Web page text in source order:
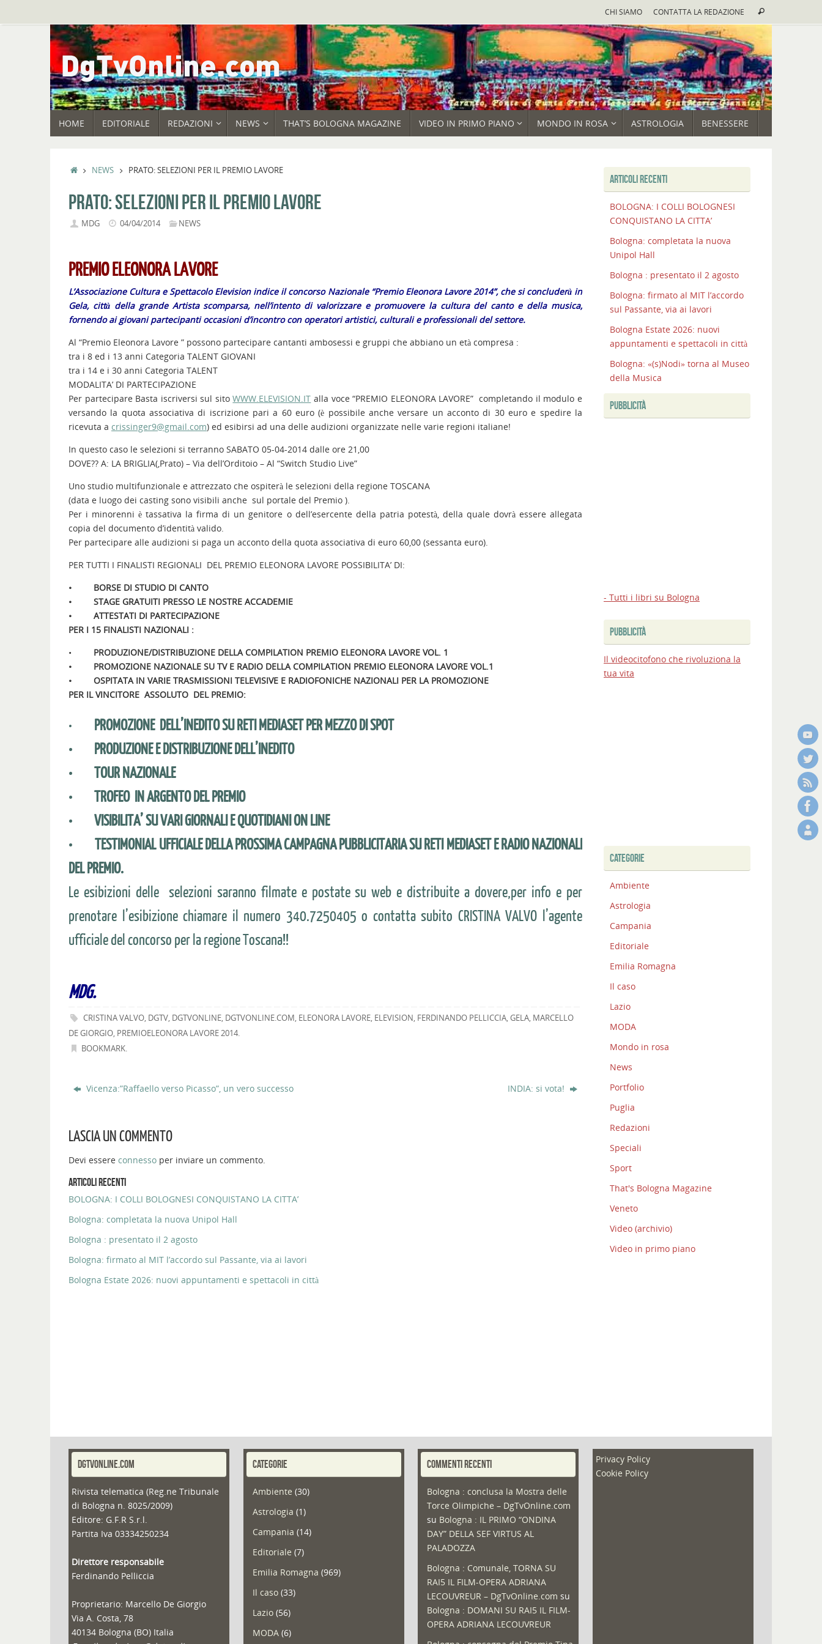
CHI SIAMO CONTATTA LA REDAZIONE Cerca
HOME EDITORIALE REDAZIONI NEWS THAT’S BOLOGNA MAGAZINE VIDEO IN PRIMO PIANO MONDO IN ROSA ASTROLOGIA BENESSERE
HOMENEWS PRATO: SELEZIONI PER IL PREMIO LAVORE
PRATO: SELEZIONI PER IL PREMIO LAVORE
MDG 04/04/2014 NEWS
PREMIO ELEONORA LAVORE
L’Associazione Cultura e Spettacolo Elevision indice il concorso Nazionale “Premio Eleonora Lavore 2014”, che si concluderà in
Gela, città della grande Artista scomparsa, nell’intento di valorizzare e promuovere la cultura del canto e della musica,
fornendo ai giovani partecipanti occasioni d’incontro con operatori artistici, culturali e professionali del settore.
Al “Premio Eleonora Lavore ” possono partecipare cantanti ambosessi e gruppi che abbiano un età compresa :
tra i 8 ed i 13 anni Categoria TALENT GIOVANI
tra i 14 e i 30 anni Categoria TALENT
MODALITA’ DI PARTECIPAZIONE
Per partecipare Basta iscriversi sul sitoWWW.ELEVISION.IT alla voce “PREMIO ELEONORA LAVORE” completando il modulo e
versando la quota associativa di iscrizione pari a 60 euro (è possibile anche versare un acconto di 30 euro e spedire la
ricevuta a crissinger9@gmail.com) ed esibirsi ad una delle audizioni organizzate nelle varie regioni italiane!
In questo caso le selezioni si terranno SABATO 05-04-2014 dalle ore 21,00
DOVE?? A: LA BRIGLIA(,Prato) – Via dell’Orditoio – Al “Switch Studio Live”
Uno studio multifunzionale e attrezzato che ospiterà le selezioni della regione TOSCANA
(data e luogo dei casting sono visibili anche sul portale del Premio ).
Per i minorenni è tassativa la firma di un genitore o dell’esercente della patria potestà, della quale dovrà essere allegata
copia del documento d’identità valido.
Per partecipare alle audizioni si paga un acconto della quota associativa di euro 60,00 (sessanta euro).
PER TUTTI I FINALISTI REGIONALI DEL PREMIO ELEONORA LAVORE POSSIBILITA’ DI:
• BORSE DI STUDIO DI CANTO
• STAGE GRATUITI PRESSO LE NOSTRE ACCADEMIE
• ATTESTATI DI PARTECIPAZIONE
PER I 15 FINALISTI NAZIONALI :
• PRODUZIONE/DISTRIBUZIONE DELLA COMPILATION PREMIO ELEONORA LAVORE VOL. 1
• PROMOZIONE NAZIONALE SU TV E RADIO DELLA COMPILATION PREMIO ELEONORA LAVORE VOL.1
• OSPITATA IN VARIE TRASMISSIONI TELEVISIVE E RADIOFONICHE NAZIONALI PER LA PROMOZIONE
PER IL VINCITORE ASSOLUTO DEL PREMIO:
•
PROMOZIONE DELL’INEDITO SU RETI MEDIASET PER MEZZO DI SPOT
• PRODUZIONE E DISTRIBUZIONE DELL’INEDITO
• TOUR NAZIONALE
• TROFEO IN ARGENTO DEL PREMIO
• VISIBILITA’ SU VARI GIORNALI E QUOTIDIANI ON LINE
• TESTIMONIAL UFFICIALE DELLA PROSSIMA CAMPAGNA PUBBLICITARIA SU RETI MEDIASET E RADIO NAZIONALI
DEL PREMIO.
Le esibizioni delle selezioni saranno filmate e postate su web e distribuite a dovere,per info e per
prenotare l’esibizione chiamare il numero 340.7250405 o contatta subito CRISTINA VALVO l’agente
ufficiale del concorso per la regione Toscana!!
MDG.
CRISTINA VALVO, DGTV, DGTVONLINE, DGTVONLINE.COM, ELEONORA LAVORE, ELEVISION, FERDINANDO PELLICCIA,GELA, MARCELLO
DE GIORGIO, PREMIOELEONORA LAVORE 2014.
BOOKMARK.
Vicenza:”Raffaello verso Picasso”, un vero successo INDIA: si vota!
LASCIA UN COMMENTO
Devi essere connesso per inviare un commento.
ARTICOLI RECENTI
BOLOGNA: I COLLI BOLOGNESI CONQUISTANO LA CITTA’
Bologna: completata la nuova Unipol Hall
Bologna : presentato il 2 agosto
Bologna: firmato al MIT l’accordo sul Passante, via ai lavori
Bologna Estate 2026: nuovi appuntamenti e spettacoli in città
ARTICOLI RECENTI
BOLOGNA: I COLLI BOLOGNESI
CONQUISTANO LA CITTA’
Bologna: completata la nuova
Unipol Hall
Bologna : presentato il 2 agosto
Bologna: firmato al MIT l’accordo
sul Passante, via ai lavori
Bologna Estate 2026: nuovi
appuntamenti e spettacoli in città
Bologna: «(s)Nodi» torna al Museo
della Musica
PUBBLICITÀ
- Tutti i libri su Bologna
PUBBLICITÀ
Il videocitofono che rivoluziona la
tua vita
CATEGORIE
Ambiente
Astrologia
Campania
Editoriale
Emilia Romagna
Il caso
Lazio
MODA
Mondo in rosa
News
Portfolio
Puglia
Redazioni
Speciali
Sport
That's Bologna Magazine
Veneto
Video (archivio)
Video in primo piano
DGTVONLINE.COM
Rivista telematica (Reg.ne Tribunale
di Bologna n. 8025/2009)
Editore: G.F.R S.r.l.
Partita Iva 03334250234
Direttore responsabile
Ferdinando Pelliccia
Proprietario: Marcello De Giorgio
Via A. Costa, 78
40134 Bologna (BO) Italia
CATEGORIE
Ambiente (30)
Astrologia (1)
Campania (14)
Editoriale (7)
Emilia Romagna (969)
Il caso(33)
Lazio(56)
MODA(6)
COMMENTI RECENTI
Bologna : conclusa la Mostra delle
Torce Olimpiche – DgTvOnline.com
su Bologna : IL PRIMO “ONDINA
DAY” DELLA SEF VIRTUS AL
PALADOZZA
Bologna : Comunale, TORNA SU
RAI5 IL FILM-OPERA ADRIANA
LECOUVREUR – DgTvOnline.com su
Bologna : DOMANI SU RAI5 IL FILM-
OPERA ADRIANA LECOUVREUR
Privacy Policy
Cookie Policy